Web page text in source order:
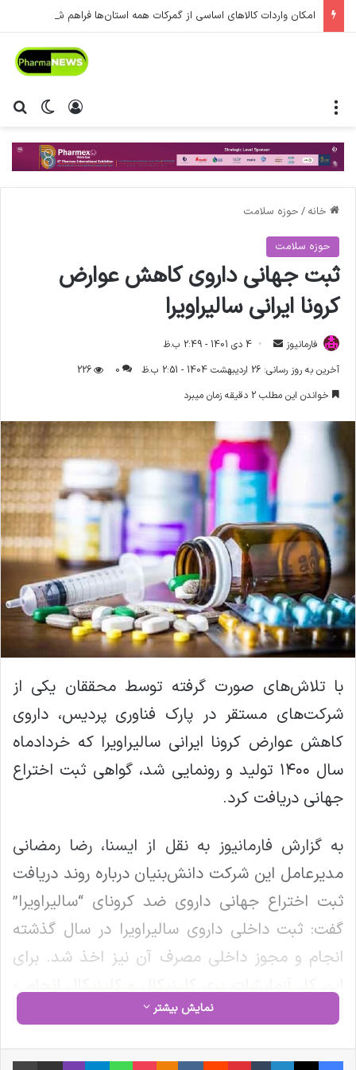
امکان واردات کالاهای اساسی از گمرکات همه استان‌ها فراهم شد.
تغییر ورود
خانه / حوزه سلامت
حوزه سلامت
ثبت جهانی داروی کاهش عوارض
کرونا ایرانی سالیراویرا
فارمانیوز
ا
ل
ا
ی
م
ی
4 دی 1401 - 2:49 ب.ظ
آخرین به روز رسانی: 26 اردیبهشت 1404 - 2:51 ب.ظ
0
226
خواندن این مطلب 2 دقیقه زمان میبرد
با تلاش‌های صورت گرفته توسط محققان یکی از
شرکت‌های مستقر در پارک فناوری پردیس، داروی
کاهش عوارض کرونا ایرانی سالیراویرا که خردادماه
سال ۱۴۰۰ تولید و رونمایی شد، گواهی ثبت اختراع
جهانی دریافت کرد.
به گزارش فارمانیوز به نقل از ایسنا، رضا رمضانی
مدیرعامل این شرکت دانش‌بنیان درباره روند دریافت
ثبت اختراع جهانی داروی ضد کرونای “سالیراویرا”
گفت: ثبت داخلی داروی سالیراویرا در سال گذشته
انجام و مجوز داخلی مصرف آن نیز اخذ شد. برای
این کار آزمایشات پری کلینیکال و کلینیکال انجام و
پیش از آن نیز کد اخلاق و مجوز کلینیکال ترایال از
نمایش بیشتر
فیس بوک X لینکدین ‫تامبلر ‫پین‌ترست ‫رددیت ‫VKontakte
‫Odnoklassniki پاکت واتس آپ تلگرام وایبر اشتراک گذاری از طریق ایمیل